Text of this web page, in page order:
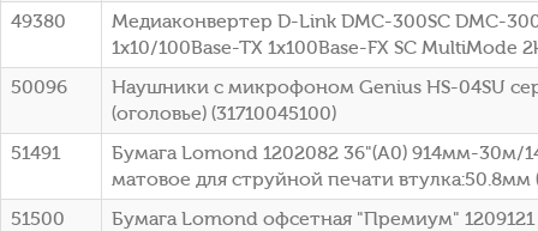
49380
Медиаконвертер D-Link DMC-300SC DMC-
1x10/100Base-TX 1x100Base-FX SC MultiMode
50096
Наушники с микрофоном Genius HS-04SU
(оголовье) (31710045100)
51491
Бумага Lomond 1202082 36"(A0) 914мм-30м/
матовое для струйной печати втулка:50.8мм
51500
Бумага Lomond офсетная "Премиум" 1209121